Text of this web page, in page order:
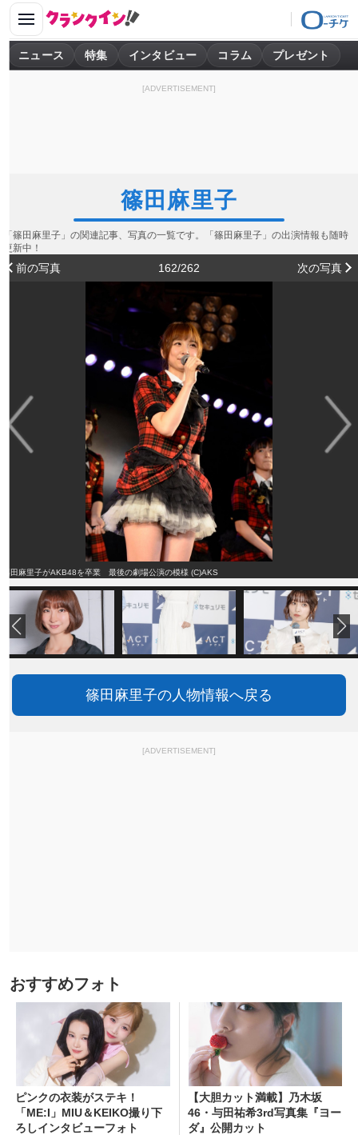
ニュース 特集 インタビュー コラム プレゼント
[ADVERTISEMENT]
篠田麻里子
「篠田麻里子」の関連記事、写真の一覧です。「篠田麻里子」の出演情報も随時
更新中！
前の写真 162/262 次の写真
篠田麻里子がAKB48を卒業 最後の劇場公演の模様 (C)AKS
篠田麻里子の人物情報へ戻る
[ADVERTISEMENT]
おすすめフォト
ピンクの衣装がステキ！
「ME:I」MIU＆KEIKO撮り下
ろしインタビューフォト
【大胆カット満載】乃木坂
46・与田祐希3rd写真集『ヨー
ダ』公開カット